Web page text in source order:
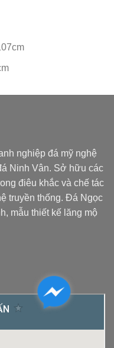
nghiệp đá mỹ nghệ
Ninh Vân. Sở hữu các
điêu khắc và chế tác
truyền thống. Đá Ngọc
mẫu thiết kế lăng mộ